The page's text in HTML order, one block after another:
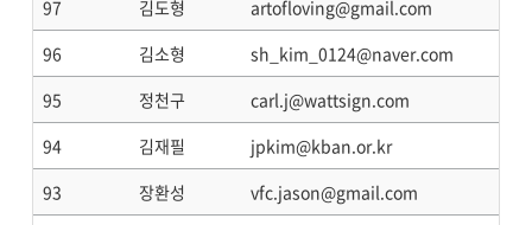
97
김도형 artofloving@gmail.com
96
김소형 sh_kim_0124@naver.com
95
정천구 carl.j@wattsign.com
94
김재필 jpkim@kban.or.kr
93
장환성 vfc.jason@gmail.com